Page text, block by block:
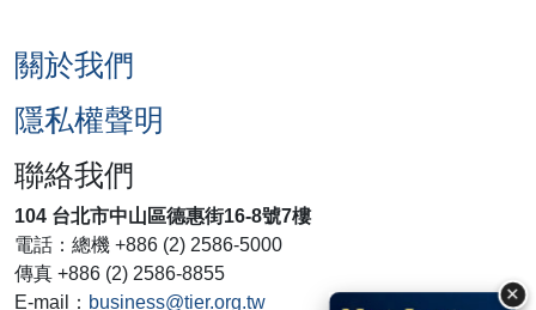
×
關於我們
隱私權聲明
聯絡我們
104 台北市中山區德惠街16-8號7樓
電話：總機 +886 (2) 2586-5000
傳真 +886 (2) 2586-8855
E-mail： business@tier.org.tw